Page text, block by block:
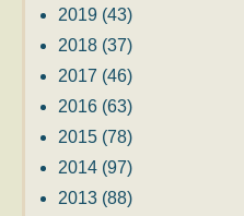
2019 (43)
2018 (37)
2017 (46)
2016 (63)
2015 (78)
2014 (97)
2013 (88)